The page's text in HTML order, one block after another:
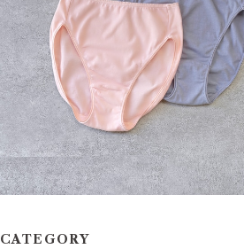
肌が喜ぶ、ご褒美シンプルショー
¥3,850
CATEGORY